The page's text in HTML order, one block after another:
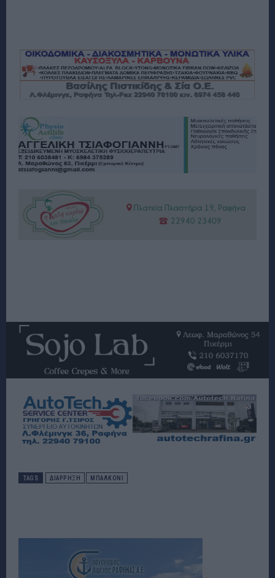
TAGS ΔΙΑΡΡΗΞΗ ΜΠΑΛΚΟΝΙ